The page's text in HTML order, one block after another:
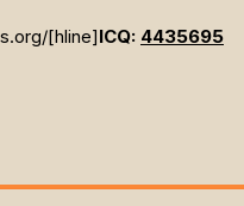
[hline]ICQ: 4435695